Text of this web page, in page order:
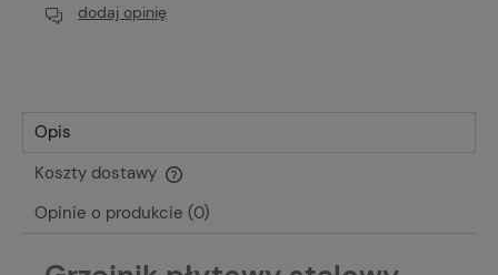
dodaj opinię
Opis
Koszty dostawy
Cena nie zawiera ewentualnych kosztów płatności
Opinie o produkcie (0)